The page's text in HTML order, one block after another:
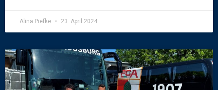
Alina Piefke 23. April 2024